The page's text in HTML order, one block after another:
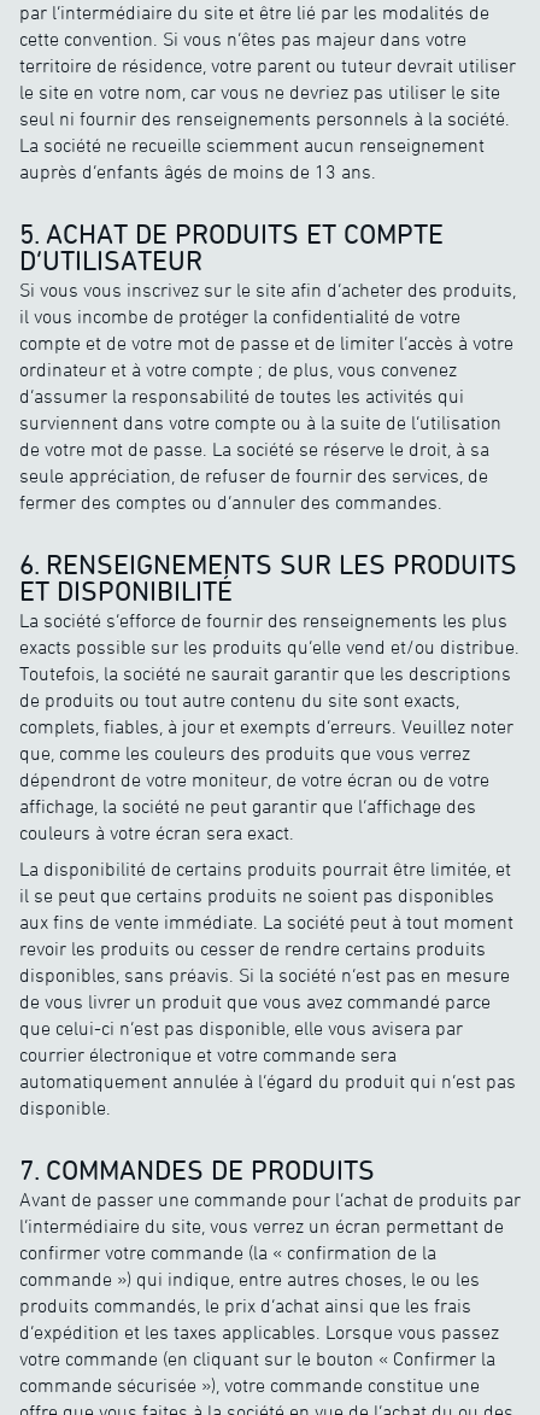
par l’intermédiaire du site et être lié par les modalités de
cette convention. Si vous n’êtes pas majeur dans votre
territoire de résidence, votre parent ou tuteur devrait utiliser
le site en votre nom, car vous ne devriez pas utiliser le site
seul ni fournir des renseignements personnels à la société.
La société ne recueille sciemment aucun renseignement
auprès d’enfants âgés de moins de 13 ans.
5. ACHAT DE PRODUITS ET COMPTE
D’UTILISATEUR
Si vous vous inscrivez sur le site afin d’acheter des produits,
il vous incombe de protéger la confidentialité de votre
compte et de votre mot de passe et de limiter l’accès à votre
ordinateur et à votre compte ; de plus, vous convenez
d’assumer la responsabilité de toutes les activités qui
surviennent dans votre compte ou à la suite de l’utilisation
de votre mot de passe. La société se réserve le droit, à sa
seule appréciation, de refuser de fournir des services, de
fermer des comptes ou d’annuler des commandes.
6. RENSEIGNEMENTS SUR LES PRODUITS
ET DISPONIBILITÉ
La société s’efforce de fournir des renseignements les plus
exacts possible sur les produits qu’elle vend et/ou distribue.
Toutefois, la société ne saurait garantir que les descriptions
de produits ou tout autre contenu du site sont exacts,
complets, fiables, à jour et exempts d’erreurs. Veuillez noter
que, comme les couleurs des produits que vous verrez
dépendront de votre moniteur, de votre écran ou de votre
affichage, la société ne peut garantir que l’affichage des
couleurs à votre écran sera exact.
La disponibilité de certains produits pourrait être limitée, et
il se peut que certains produits ne soient pas disponibles
aux fins de vente immédiate. La société peut à tout moment
revoir les produits ou cesser de rendre certains produits
disponibles, sans préavis. Si la société n’est pas en mesure
de vous livrer un produit que vous avez commandé parce
que celui-ci n’est pas disponible, elle vous avisera par
courrier électronique et votre commande sera
automatiquement annulée à l’égard du produit qui n’est pas
disponible.
7. COMMANDES DE PRODUITS
Avant de passer une commande pour l’achat de produits par
l’intermédiaire du site, vous verrez un écran permettant de
confirmer votre commande (la « confirmation de la
commande ») qui indique, entre autres choses, le ou les
produits commandés, le prix d’achat ainsi que les frais
d’expédition et les taxes applicables. Lorsque vous passez
votre commande (en cliquant sur le bouton « Confirmer la
commande sécurisée »), votre commande constitue une